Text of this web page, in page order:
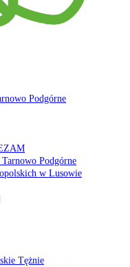
Podgórne
Podgórne
w Lusowie
Tężnie